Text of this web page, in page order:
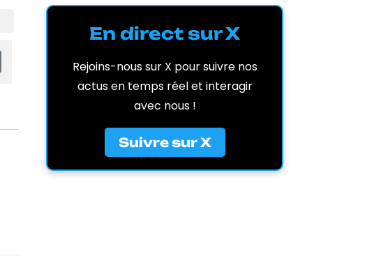
En direct sur X
Rejoins-nous sur X pour suivre nos
actus en temps réel et interagir
avec nous !
Suivre sur X